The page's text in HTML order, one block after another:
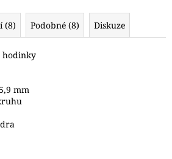
(8) Podobné (8) Diskuze
hodinky
mm